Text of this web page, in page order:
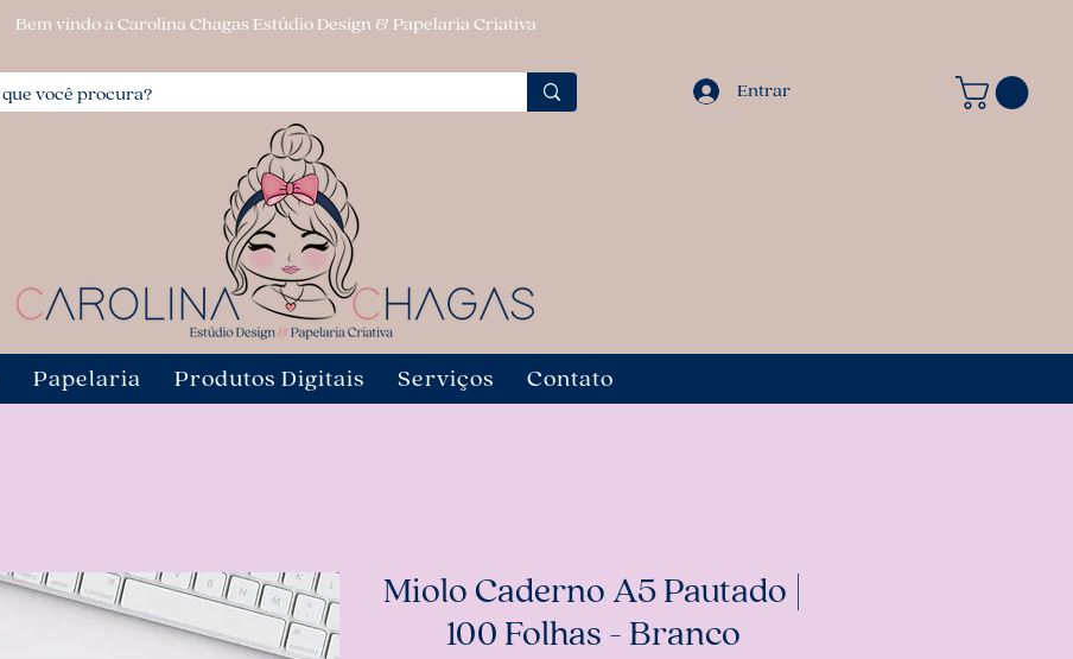
Bem vindo a Carolina Chagas Estúdio Design & Papelaria Criativa
Entrar
Papelaria Produtos Digitais Serviços Contato
Miolo Caderno A5 Pautado |
100 Folhas - Branco